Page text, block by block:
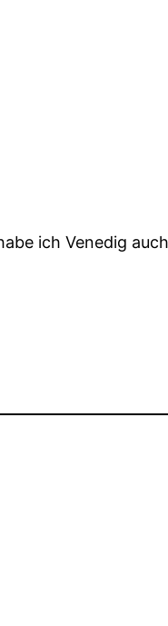
ich Venedig